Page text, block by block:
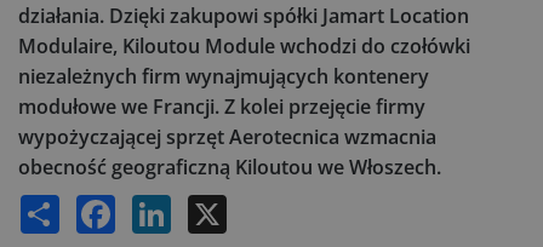
działania. Dzięki zakupowi spółki Jamart Location
Modulaire, Kiloutou Module wchodzi do czołówki
niezależnych firm wynajmujących kontenery
modułowe we Francji. Z kolei przejęcie firmy
wypożyczającej sprzęt Aerotecnica wzmacnia
obecność geograficzną Kiloutou we Włoszech.
Share Facebook LinkedIn